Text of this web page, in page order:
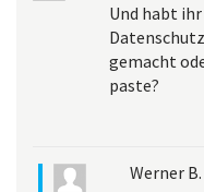
Und habt
gemacht
paste?
Werner B.